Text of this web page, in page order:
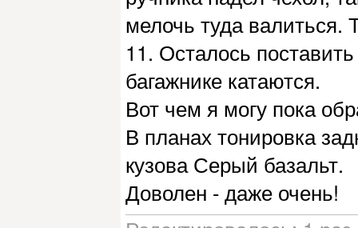
мелочь туда валиться.
11. Осталось
багажнике катаются.
Вот чем я могу пока
В планах тонировка
кузова Серый базальт.
Доволен - даже очень!